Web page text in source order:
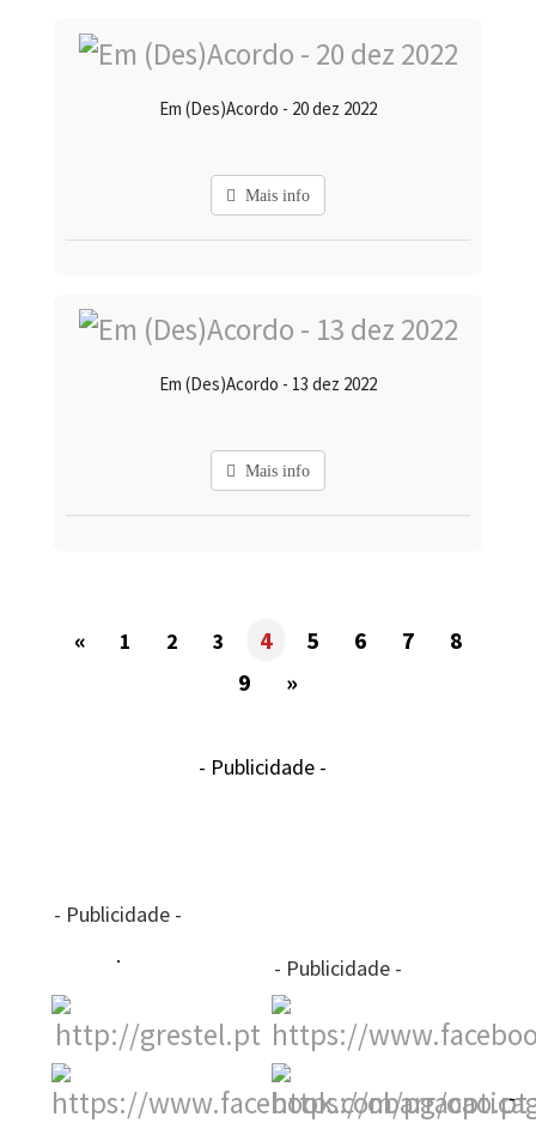
Em (Des)Acordo - 20 dez 2022
Mais info
Em (Des)Acordo - 13 dez 2022
Mais info
« 1 2 3 4 5 6 7
8
9
»
- Publicidade -
- Publicidade -
- Publicidade -
-